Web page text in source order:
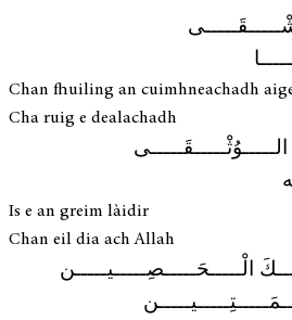
Chan fhuiling an cuimhneachadh
Cha ruig e dealachadh
Is e an greim làidir
Chan eil dia ach Allah
الْـــــحَـــــصِـــــيـــــن